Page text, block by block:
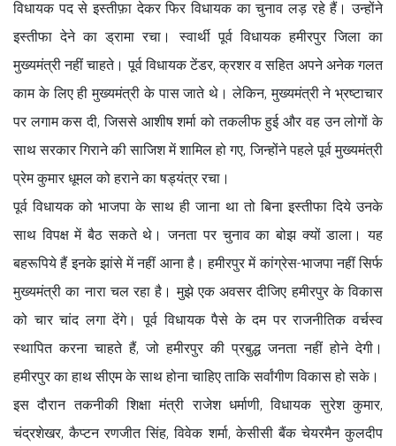
विधायक पद से इस्तीफ़ा देकर फिर विधायक का चुनाव लड़ रहे हैं। उन्होंने
इस्तीफा देने का ड्रामा रचा। स्वार्थी पूर्व विधायक हमीरपुर जिला का
मुख्यमंत्री नहीं चाहते। पूर्व विधायक टेंडर, क्रशर व सहित अपने अनेक गलत
काम के लिए ही मुख्यमंत्री के पास जाते थे। लेकिन, मुख्यमंत्री ने भ्रष्टाचार
पर लगाम कस दी, जिससे आशीष शर्मा को तकलीफ हुई और वह उन लोगों के
साथ सरकार गिराने की साजिश में शामिल हो गए, जिन्होंने पहले पूर्व मुख्यमंत्री
प्रेम कुमार धूमल को हराने का षड्यंत्र रचा।
पूर्व विधायक को भाजपा के साथ ही जाना था तो बिना इस्तीफा दिये उनके
साथ विपक्ष में बैठ सकते थे। जनता पर चुनाव का बोझ क्यों डाला। यह
बहरूपिये हैं इनके झांसे में नहीं आना है। हमीरपुर में कांग्रेस-भाजपा नहीं सिर्फ
मुख्यमंत्री का नारा चल रहा है। मुझे एक अवसर दीजिए हमीरपुर के विकास
को चार चांद लगा देंगे। पूर्व विधायक पैसे के दम पर राजनीतिक वर्चस्व
स्थापित करना चाहते हैं, जो हमीरपुर की प्रबुद्ध जनता नहीं होने देगी।
हमीरपुर का हाथ सीएम के साथ होना चाहिए ताकि सर्वांगीण विकास हो सके।
इस दौरान तकनीकी शिक्षा मंत्री राजेश धर्माणी, विधायक सुरेश कुमार,
चंद्रशेखर, कैप्टन रणजीत सिंह, विवेक शर्मा, केसीसी बैंक चेयरमैन कुलदीप